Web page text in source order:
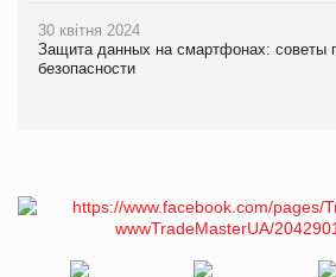
30 квітня 2024
Защита данных на смартфонах: советы
безопасности